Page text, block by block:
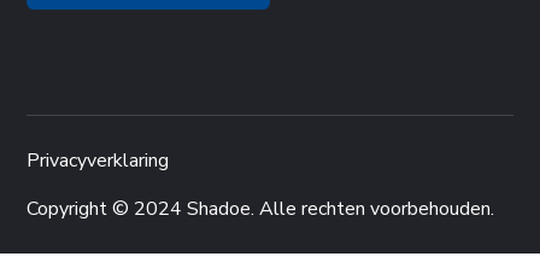
Privacyverklaring
Copyright © 2024 Shadoe. Alle rechten voorbehouden.